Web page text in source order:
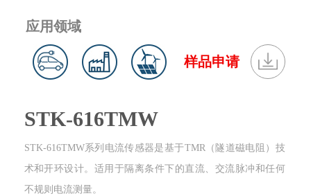
应用领域
样品申请
STK-616TMW
STK-616TMW系列电流传感器是基于TMR（隧道磁电阻）技
术和开环设计。适用于隔离条件下的直流、交流脉冲和任何
不规则电流测量。